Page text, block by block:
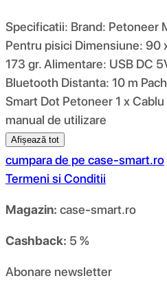
Specificatii: Brand: Petoneer
Pentru pisici Dimensiune: 90
173 gr. Alimentare: USB DC
Bluetooth Distanta: 10 m
Smart Dot Petoneer 1 x
manual de utilizare
Afișează tot
cumpara de pe case-smart.ro
Termeni si Conditii
Magazin: case-smart.ro
Cashback: 5 %
Abonare newsletter